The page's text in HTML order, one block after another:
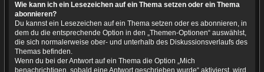
Wie kann ich ein Lesezeichen auf ein Thema setzen oder ein Thema
abonnieren?
Du kannst ein Lesezeichen auf ein Thema setzen oder es abonnieren, in
dem du die entsprechende Option in den „Themen-Optionen“ auswählst,
die sich normalerweise ober- und unterhalb des Diskussionsverlaufs des
Themas befinden.
Wenn du bei der Antwort auf ein Thema die Option „Mich
benachrichtigen, sobald eine Antwort geschrieben wurde“ aktivierst, wird